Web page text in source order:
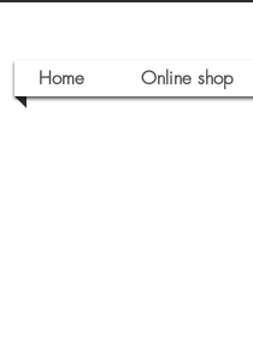
Home
Online shop